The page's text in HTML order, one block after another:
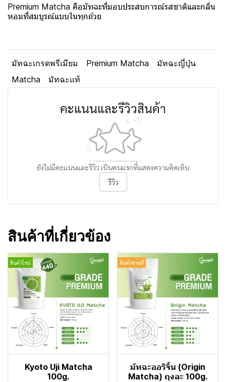
Premium Matcha คือมัทฉะที่มอบประสบการณ์รสชาติและกลิ่น
หอมที่สมบูรณ์แบบในทุกถ้วย
มัทฉะเกรดพรีเมียม Premium Matcha
มัทฉะญี่ปุ่น
Matcha
มัทฉะแท้
คะแนนและรีวิวสินค้า
ยังไม่มีคะแนนและรีวิว เป็นคนแรกที่แสดงความคิดเห็น
รีวิว
สินค้าที่เกี่ยวข้อง
สินค้าใหม่
Kyoto Uji Matcha
100g.
สินค้าขายดี
มัทฉะออริจิ้น (Origin
Matcha) ถุงละ 100g.